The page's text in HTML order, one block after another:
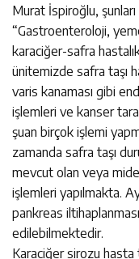
Murat İspiroğlu,
“Gastroenteroloji,
karaciğer-safra
ünitemizde safra taşı
varis kanaması gibi
işlemleri ve kanser
şuan birçok işlemi
zamanda safra taşı
mevcut olan veya
işlemleri yapılmakta.
pankreas
edilebilmektedir.
Karaciğer sirozu